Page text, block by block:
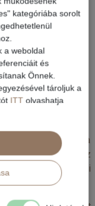
2%)
ld. GYIK)
valamint a
(Nairobiban 1, az
fizetendő a kinti
kategóriába sorolt
a weboldal
és
Önnek.
tároljuk a
ITT olvashatja